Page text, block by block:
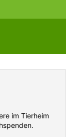
im Tierheim